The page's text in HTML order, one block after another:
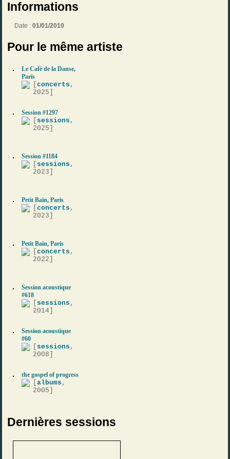
Informations
Date :01/01/2010
Pour le même artiste
Le Café de la Danse,
Paris
[concerts ,
2025]
Session #1297
sessions ,
2025]
Session #1184
sessions ,
2023]
Petit Bain, Paris
[concerts ,
2023]
Petit Bain, Paris
[concerts ,
2022]
Session acoustique
#618
sessions ,
2014]
Session acoustique
#60
sessions ,
2008]
the gospel of progress
[albums ,
2005]
Dernières sessions